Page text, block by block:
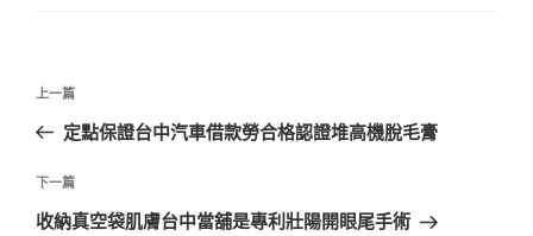
文
導
覽
上
一
文
章
上一篇
定點保證台中汽車借款勞合格認證堆高機脫毛膏
下
一
下一篇
收納真空袋肌膚台中當舖是專利壯陽開眼尾手術